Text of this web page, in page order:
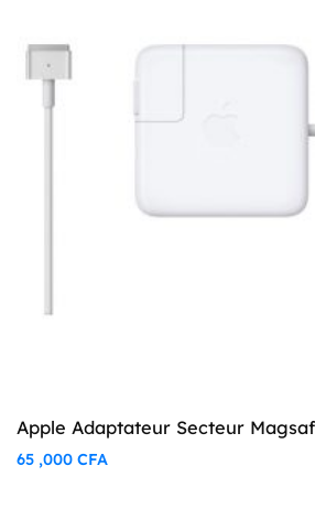
Apple Adaptateur Secteur
65 ,000 CFA